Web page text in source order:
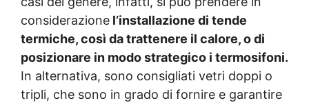
considerazione l’installazione di tende
termiche, così da trattenere il calore, o di
posizionare in modo strategico i termosifoni.
In alternativa, sono consigliati vetri doppi o
tripli, che sono in grado di fornire e garantire